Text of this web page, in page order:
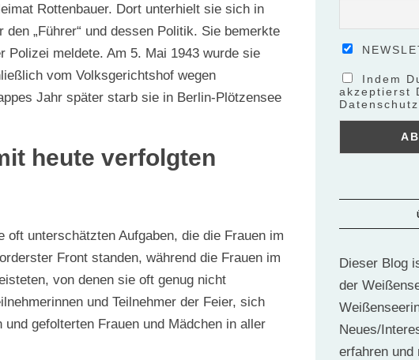
Rottenbauer. Dort unterhielt sie sich in
„Führer“ und dessen Politik. Sie bemerkte
Polizei meldete. Am 5. Mai 1943 wurde sie
vom Volksgerichtshof wegen
Jahr später starb sie in Berlin-Plötzensee
heute verfolgten
oft unterschätzten Aufgaben, die die Frauen im
Front standen, während die Frauen im
von denen sie oft genug nicht
und Teilnehmer der Feier, sich
gefolterten Frauen und Mädchen in aller
Indem
akzeptierst
Dieser Blog
der
Neues/
erfahren und